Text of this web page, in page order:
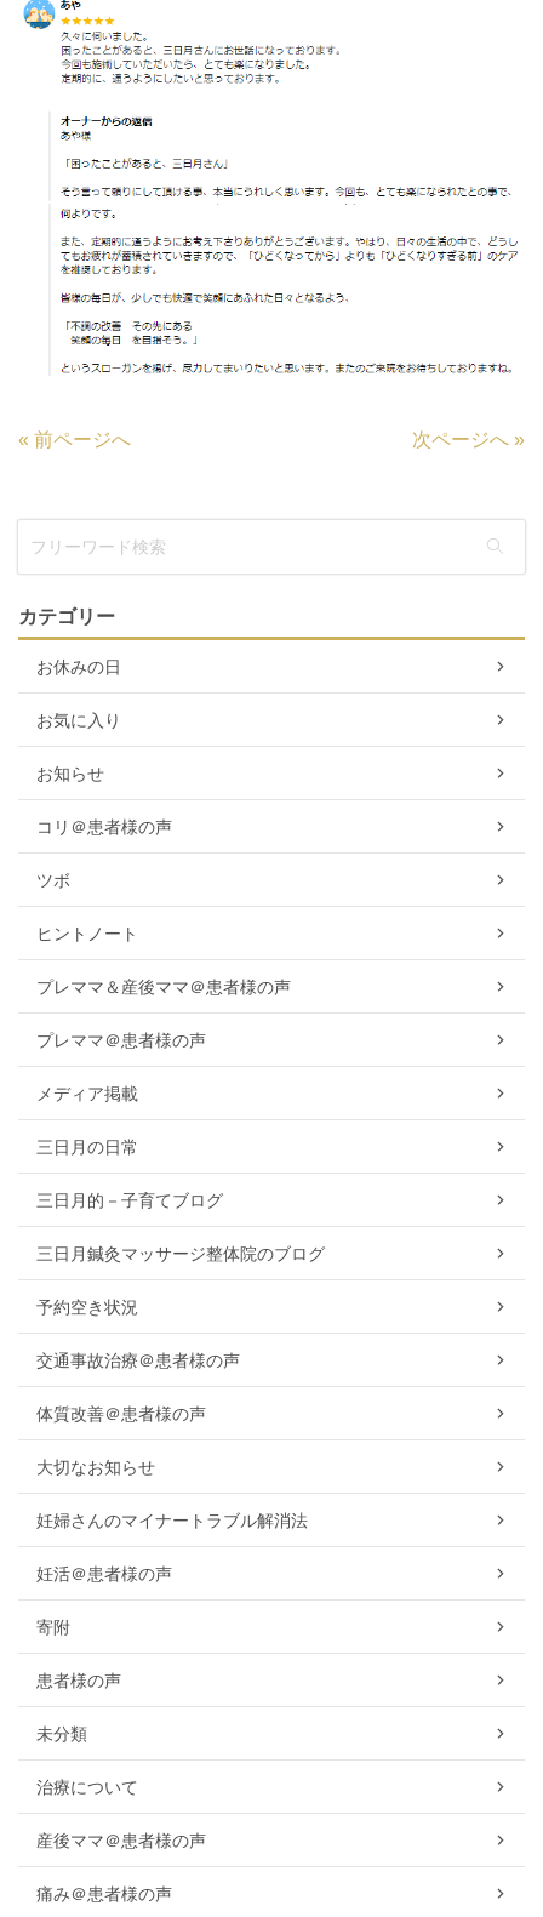
« 前ページへ 次ページへ »
カテゴリー
お休みの日
お気に入り
お知らせ
コリ＠患者様の声
ツボ
ヒントノート
プレママ＆産後ママ＠患者様の声
プレママ＠患者様の声
メディア掲載
三日月の日常
三日月的－子育てブログ
三日月鍼灸マッサージ整体院のブログ
予約空き状況
交通事故治療＠患者様の声
体質改善＠患者様の声
大切なお知らせ
妊婦さんのマイナートラブル解消法
妊活＠患者様の声
寄附
患者様の声
未分類
治療について
産後ママ＠患者様の声
痛み＠患者様の声